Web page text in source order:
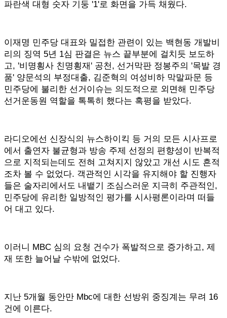
파란색 대형 숫자 기둥 '1'로 화면을 가득 채웠다.
이재명 민주당 대표와 밀접한 관련이 있는 백현동 개발비
리의 징역 5년 1심 판결은 뉴스 끝부분에 걸치듯 보도하
고, '비명횡사 친명횡재' 공천, 선거막판 정봉주의 '목발 경
품' 양문석의 부정대출, 김준혁의 여성비하 막말파문 등
민주당에 불리한 선거이슈는 의도적으로 외면해 민주당
선거운동원 역할을 톡톡히 했다는 혹평을 받았다.
라디오에선 신장식의 뉴스하이킥 등 거의 모든 시사프로
에서 출연자 불균형과 방송 주제 선정의 편향성이 반복적
으로 지적되는데도 전혀 고쳐지지 않았고 개선 시도 흔적
조차 볼 수 없었다. 객관적인 시각을 유지해야 할 진행자
들은 술자리에서도 내뱉기 조심스러운 지극히 주관적인,
민주당에 유리한 일방적인 평가를 시사평론이라며 떠들
어 대고 있다.
이러니 MBC 심의 요청 건수가 폭발적으로 증가하고, 제
재 또한 늘어날 수밖에 없었다.
지난 5개월 동안만 Mbc에 대한 선방위 중징계는 무려 16
건에 이른다.